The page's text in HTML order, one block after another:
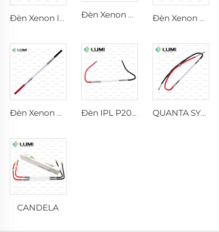
Đèn Xenon IPL P1541 – 9×45×100 mm Đèn Xenon Laser L2741 – 7×100×167 mm Đèn Xenon Laser L2851-5×105×175 mm
Đèn Xenon Laser L2021-7×65×130 mm Đèn IPL P2021-7×65×130 mm QUANTA SYSTEM
CANDELA